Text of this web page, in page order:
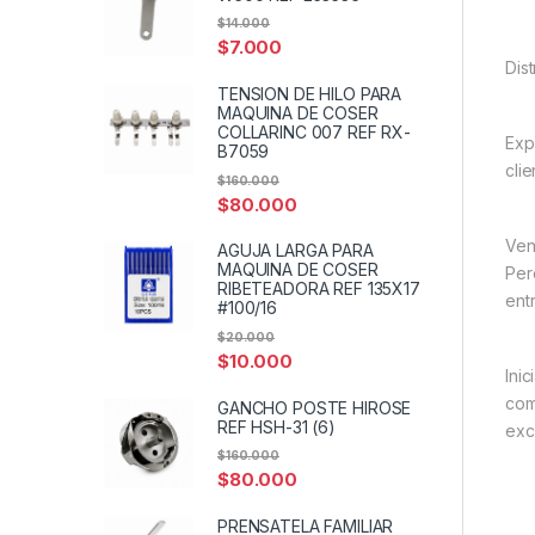
$7.000
$14.000
TENSION DE HILO PARA
MAQUINA DE COSER
COLLARINC 007 REF RX-
B7059
$80.000
$160.000
AGUJA LARGA PARA
MAQUINA DE COSER
RIBETEADORA REF 135X17
#100/16
$10.000
$20.000
GANCHO POSTE HIROSE
REF HSH-31 (6)
$80.000
$160.000
PRENSATELA FAMILIAR